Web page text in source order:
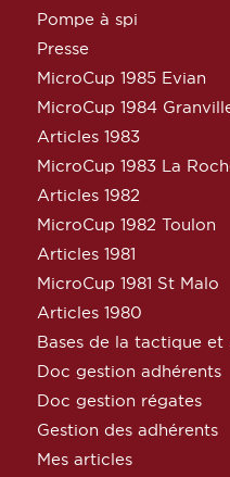
Pompe à spi
Presse
MicroCup 1985 Evian
MicroCup 1984
Articles 1983
MicroCup 1983 La
Articles 1982
MicroCup 1982 Toulon
Articles 1981
MicroCup 1981 St Malo
Articles 1980
Bases de la tactique
Doc gestion adhérents
Doc gestion régates
Gestion des adhérents
Mes articles